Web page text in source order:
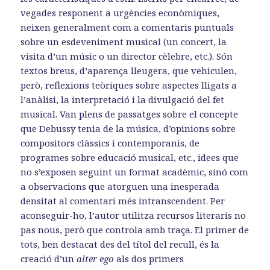
vegades responent a urgències econòmiques,
neixen generalment com a comentaris puntuals
sobre un esdeveniment musical (un concert, la
visita d’un músic o un director cèlebre, etc.). Són
textos breus, d’aparença lleugera, que vehiculen,
però, reflexions teòriques sobre aspectes lligats a
l’anàlisi, la interpretació i la divulgació del fet
musical. Van plens de passatges sobre el concepte
que Debussy tenia de la música, d’opinions sobre
compositors clàssics i contemporanis, de
programes sobre educació musical, etc., idees que
no s’exposen seguint un format acadèmic, sinó com
a observacions que atorguen una inesperada
densitat al comentari més intranscendent. Per
aconseguir-ho, l’autor utilitza recursos literaris no
pas nous, però que controla amb traça. El primer de
tots, ben destacat des del títol del recull, és la
creació d’unalter ego als dos primers